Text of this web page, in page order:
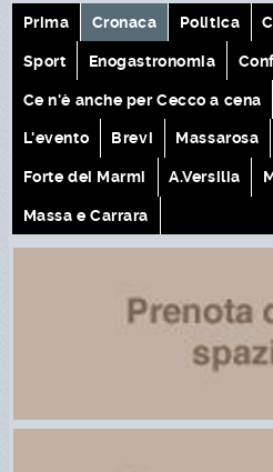
Prima Cronaca Politica
Sport Enogastronomia
Ce n'è anche per Cecco a cena
L'evento Brevi Massarosa
Forte dei Marmi A.Versilia
Massa e Carrara